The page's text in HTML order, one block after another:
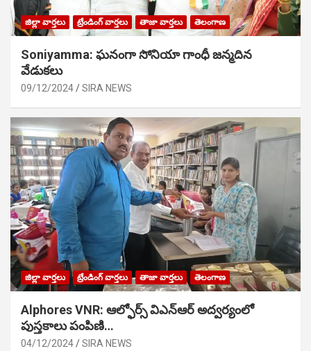
జిల్లా వార్తలు ట్రేండింగ్ వార్తలు తాజా వార్తలు తెలంగాణ
Soniyamma: ఘ‌నంగా సోనియా గాంధీ జ‌న్మ‌దిన
వేడుక‌లు
09/12/2024 SIRA NEWS
జిల్లా వార్తలు ట్రేండింగ్ వార్తలు తాజా వార్తలు తెలంగాణ
Alphores VNR: ఆల్ఫోర్స్ విఎన్ఆర్ అద్వర్యంలో
పుస్తకాలు పంపిణి…
04/12/2024 SIRA NEWS